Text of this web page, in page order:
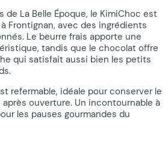
La Belle Époque, le KimiChoc est
Frontignan, avec des ingrédients
Le beurre frais apporte une
tandis que le chocolat offre
qui satisfait aussi bien les petits
refermable, idéale pour conserver le
ouverture. Un incontournable à
les pauses gourmandes du